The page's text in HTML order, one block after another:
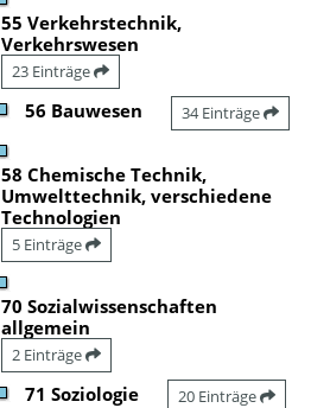
55 Verkehrstechnik,
Verkehrswesen
23 Einträge
56 Bauwesen 34 Einträge
58 Chemische Technik,
Umwelttechnik, verschiedene
Technologien
5 Einträge
70 Sozialwissenschaften
allgemein
2 Einträge
71 Soziologie 20 Einträge